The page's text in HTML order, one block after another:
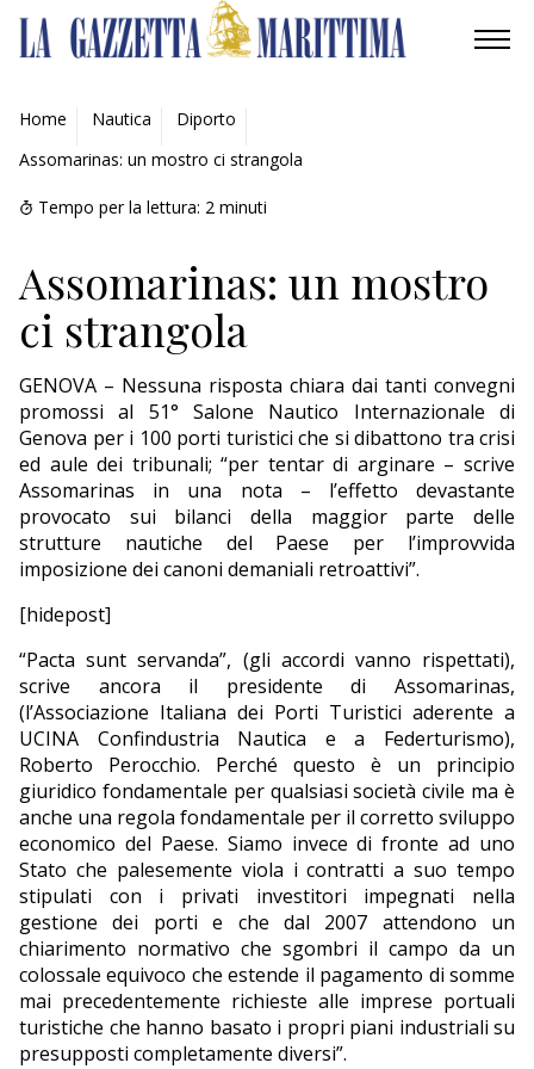
AMBIENTE
MOBILITÀ
INDUSTRIA
RICERCA
ECONOMIA
TURISMO
CULTURA
NAUTICA
EDITORIALI
Home Nautica
Diporto
Assomarinas: un mostro ci strangola
Tempo per la lettura: 2 minuti
Assomarinas: un mostro
ci strangola
GENOVA – Nessuna risposta chiara dai tanti convegni
promossi al 51° Salone Nautico Internazionale di
Genova per i 100 porti turistici che si dibattono tra crisi
ed aule dei tribunali; “per tentar di arginare – scrive
Assomarinas in una nota – l’effetto devastante
provocato sui bilanci della maggior parte delle
strutture nautiche del Paese per l’improvvida
imposizione dei canoni demaniali retroattivi”.
[hidepost]
“Pacta sunt servanda”, (gli accordi vanno rispettati),
scrive ancora il presidente di Assomarinas,
(l’Associazione Italiana dei Porti Turistici aderente a
UCINA Confindustria Nautica e a Federturismo),
Roberto Perocchio. Perché questo è un principio
giuridico fondamentale per qualsiasi società civile ma è
anche una regola fondamentale per il corretto sviluppo
economico del Paese. Siamo invece di fronte ad uno
Stato che palesemente viola i contratti a suo tempo
stipulati con i privati investitori impegnati nella
gestione dei porti e che dal 2007 attendono un
chiarimento normativo che sgombri il campo da un
colossale equivoco che estende il pagamento di somme
mai precedentemente richieste alle imprese portuali
turistiche che hanno basato i propri piani industriali su
presupposti completamente diversi”.